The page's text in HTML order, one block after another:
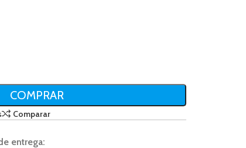
COMPRAR
Comparar
entrega: